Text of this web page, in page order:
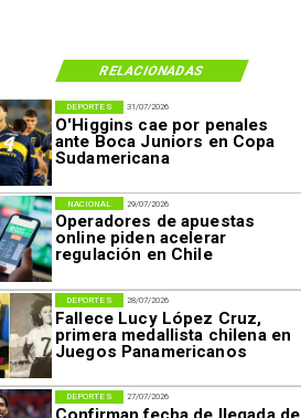
RELACIONADAS
31/07/2026
O'Higgins cae por penales
ante Boca Juniors en Copa
Sudamericana
DEPORTES
29/07/2026
Operadores de apuestas
online piden acelerar
regulación en Chile
NACIONAL
28/07/2026
Fallece Lucy López Cruz,
primera medallista chilena en
Juegos Panamericanos
DEPORTES
27/07/2026
DEPORTES